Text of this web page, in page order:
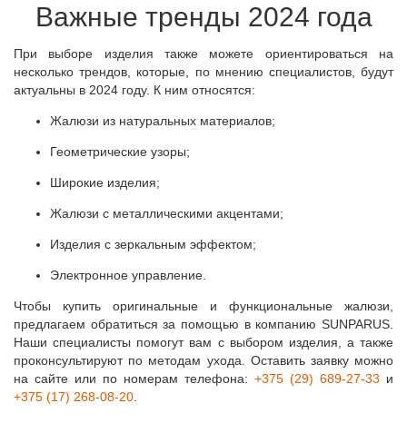
Важные тренды 2024 года
При выборе изделия также можете ориентироваться на
несколько трендов, которые, по мнению специалистов, будут
актуальны в 2024 году. К ним относятся:
Жалюзи из натуральных материалов;
Геометрические узоры;
Широкие изделия;
Жалюзи с металлическими акцентами;
Изделия с зеркальным эффектом;
Электронное управление.
Чтобы купить оригинальные и функциональные жалюзи,
предлагаем обратиться за помощью в компанию SUNPARUS.
Наши специалисты помогут вам с выбором изделия, а также
проконсультируют по методам ухода. Оставить заявку можно
на сайте или по номерам телефона: +375 (29) 689-27-33 и
+375 (17) 268-08-20